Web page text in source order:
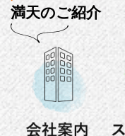
満天のご紹介